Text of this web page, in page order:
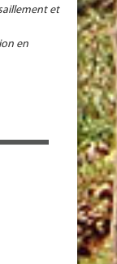
et
en